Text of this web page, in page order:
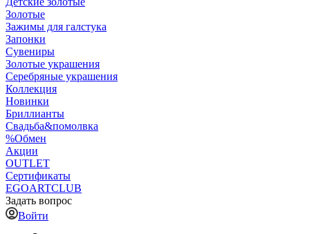
Золотые
Зажимы для галстука
Запонки
Сувениры
Золотые украшения
Серебряные украшения
Коллекция
Новинки
Бриллианты
Свадьба&помолвка
%Обмен
Акции
OUTLET
Сертификаты
EGOARTCLUB
Задать вопрос
Войти